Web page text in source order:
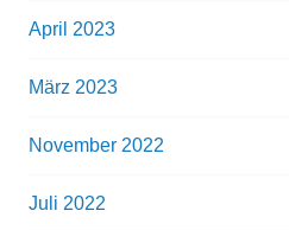
April 2023
März 2023
November 2022
Juli 2022